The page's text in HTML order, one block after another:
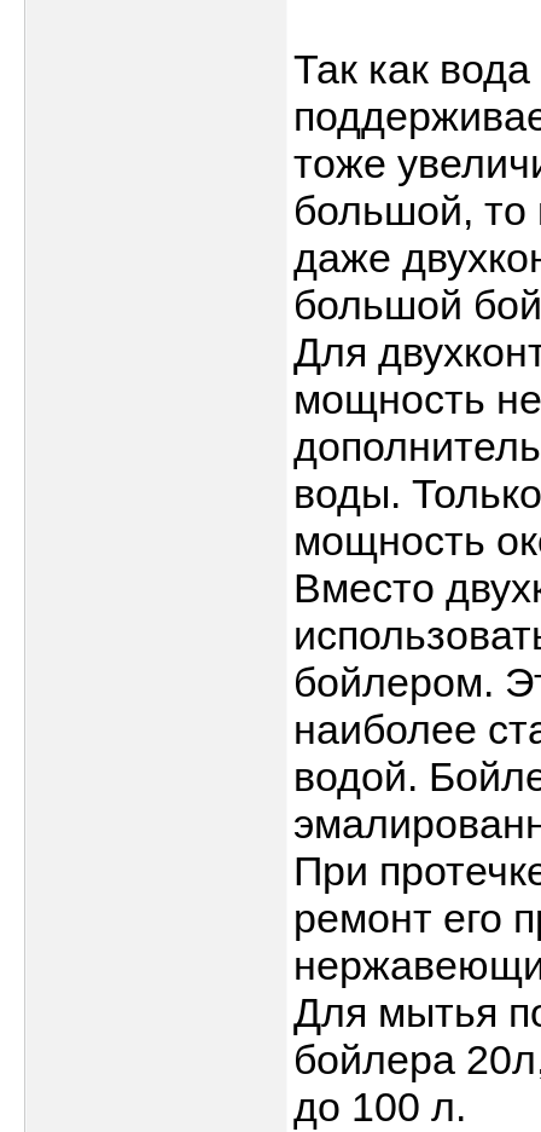
Так как
тоже
большой, то
даже
большой
Для
мощность
воды.
мощность
Вместо
бойлером.
наиболее
водой.
При
ремонт его
Для мытья
бойлера
до 100 л.